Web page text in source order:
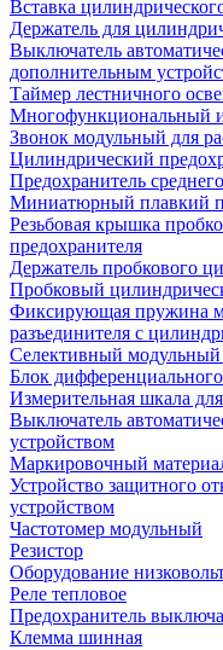
Вставка
Держатель для
Выключатель
дополнительным
Таймер лестничного
Многофункциональный
Звонок модульный для
Цилиндрический
Предохранитель
Миниатюрный плавкий
Резьбовая крышка
предохранителя
Держатель пробкового
Пробковый
Фиксирующая пружина
разъединителя с
Селективный модульный
Блок дифференциального
Измерительная шкала
Выключатель
устройством
Маркировочный
Устройство защитного
устройством
Частотомер модульный
Резистор
Оборудование
Реле тепловое
Предохранитель
Клемма шинная